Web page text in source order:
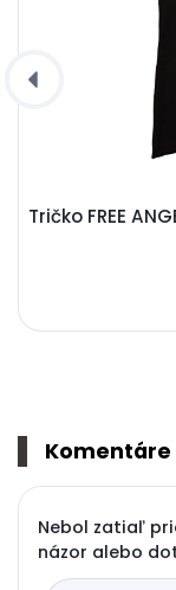
Tričko FREE
Komentáre
Nebol zatiaľ
názor alebo